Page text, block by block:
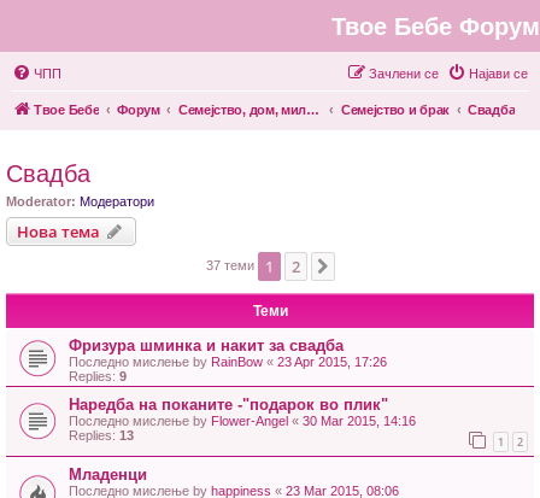
Твое Бебе Форум
ЧПП Најави се
Зачлени се
Твое Бебе Форум Семејство, дом, миленици Семејство и брак Свадба
Свадба
Moderator: Модератори
Нова тема
37 теми 1 2
Теми
Фризура шминка и накит за свадба
Последно мислење by RainBow « 23 Apr 2015, 17:26
Replies: 9
Наредба на поканите -"подарок во плик"
Последно мислење by Flower-Angel « 30 Mar 2015, 14:16
Replies: 13 1 2
Младенци
Последно мислење by happiness « 23 Mar 2015, 08:06